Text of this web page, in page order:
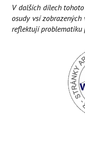
V dalších dílech
osudy vsí
reflektují problematiku